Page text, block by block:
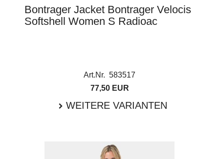
Bontrager Jacket Bontrager Velocis
Softshell Women S Radioac
Art.Nr. 583517
77,50 EUR
WEITERE VARIANTEN